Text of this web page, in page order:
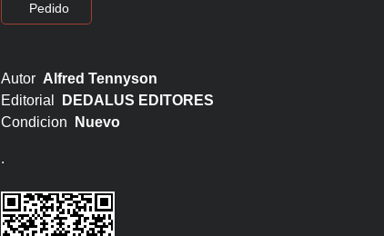
Pedido
Autor Alfred Tennyson
Editorial
DEDALUS EDITORES
Condicion
Nuevo
.